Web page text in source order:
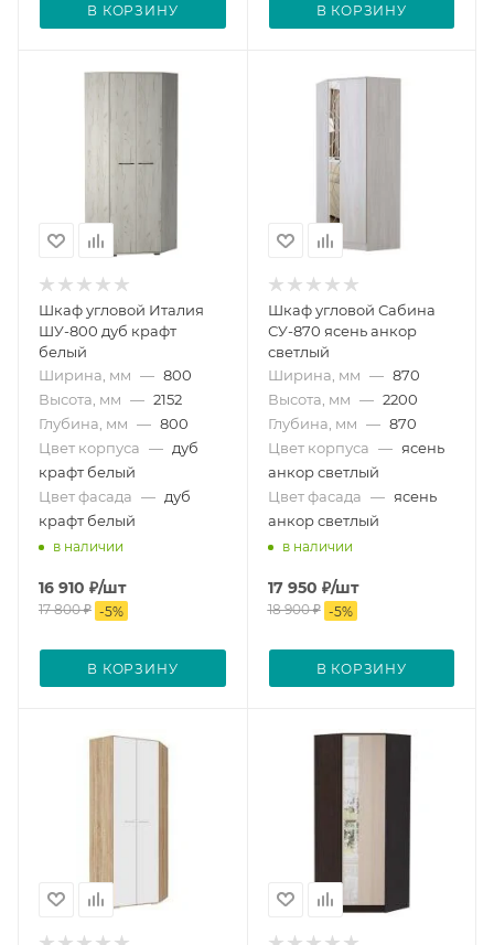
В КОРЗИНУ В КОРЗИНУ
Шкаф угловой Италия
ШУ-800 дуб крафт
белый
Ширина, мм — 800
Высота, мм — 2152
Глубина, мм — 800
Цвет корпуса — дуб
крафт белый
Цвет фасада — дуб
крафт белый
в наличии
16 910 ₽/шт
17 800₽ -5%
В КОРЗИНУ
Шкаф угловой Сабина
СУ-870 ясень анкор
светлый
Ширина, мм — 870
Высота, мм — 2200
Глубина, мм — 870
Цвет корпуса — ясень
анкор светлый
Цвет фасада — ясень
анкор светлый
в наличии
17 950 ₽/шт
18 900₽ -5%
В КОРЗИНУ